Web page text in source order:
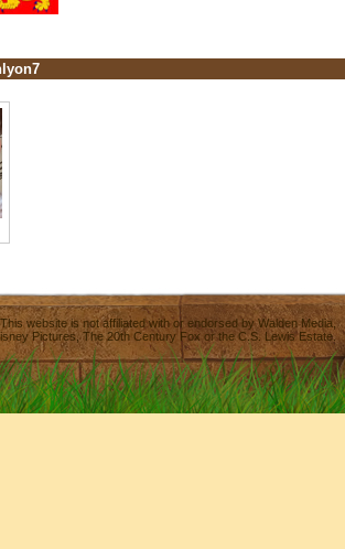
This website is not affiliated with or endorsed byWalden Media
Pictures,The 20th Century Fox or the C.S. Lewis Estate.